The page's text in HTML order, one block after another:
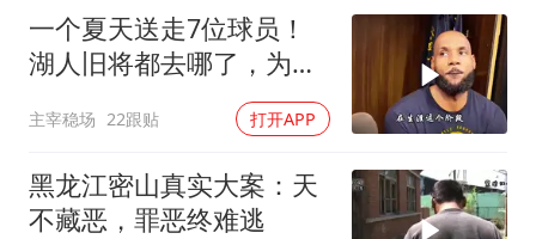
一个夏天送走7位球员！
湖人旧将都去哪了，为何
主宰稳场 22跟贴 打开APP
黑龙江密山真实大案：天
不藏恶，罪恶终难逃